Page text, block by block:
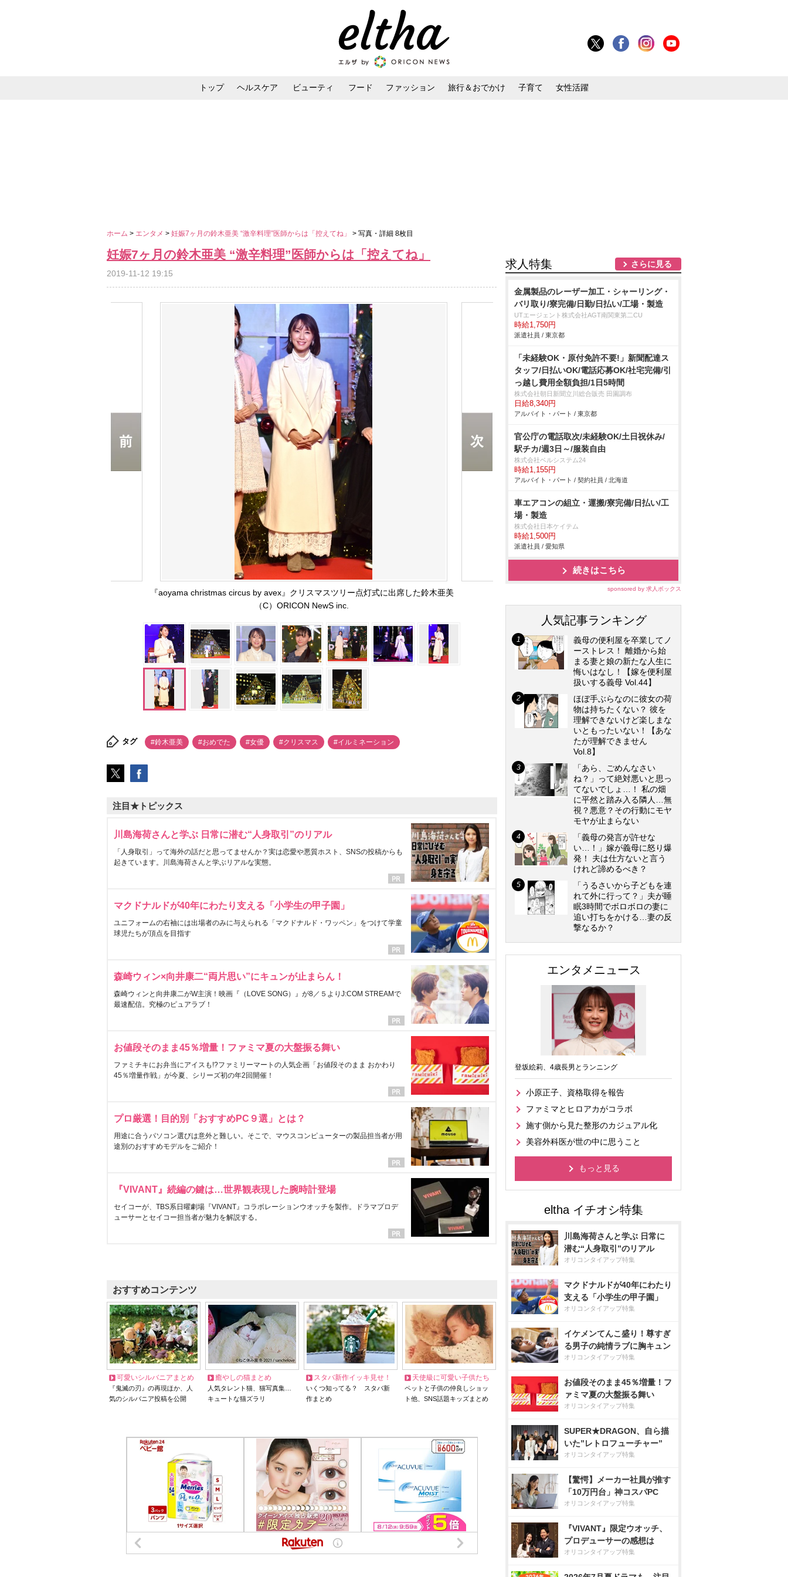
トップ ヘルスケア ビューティ フード ファッション 旅行＆おでかけ 子育て 女性活躍
ホーム > エンタメ > 妊娠7ヶ月の鈴木亜美 “激辛料理”医師からは「控えてね」 > 写真・詳細 8枚目
妊娠7ヶ月の鈴木亜美 “激辛料理”医師からは「控えてね」
2019-11-12 19:15
『aoyama christmas circus by avex』クリスマスツリー点灯式に出席した鈴木亜美
（C）ORICON NewS inc.
タグ #鈴木亜美 #おめでた #女優 #クリスマス #イルミネーション
注目★トピックス
川島海荷さんと学ぶ 日常に潜む“人身取引”のリアル
「人身取引」って海外の話だと思ってませんか？実は恋愛や悪質ホスト、SNSの投稿からも
起きています。川島海荷さんと学ぶリアルな実態。
マクドナルドが40年にわたり支える「小学生の甲子園」
ユニフォームの右袖には出場者のみに与えられる「マクドナルド・ワッペン」をつけて学童
球児たちが頂点を目指す
森崎ウィン×向井康二“両片思い”にキュンが止まらん！
森崎ウィンと向井康二がW主演！映画『（LOVE SONG）』が8／５よりJ:COM STREAMで
最速配信。究極のピュアラブ！
お値段そのまま45％増量！ファミマ夏の大盤振る舞い
ファミチキにお弁当にアイスも!?ファミリーマートの人気企画「お値段そのまま おかわり
45％増量作戦」が今夏、シリーズ初の年2回開催！
プロ厳選！目的別「おすすめPC９選」とは？
用途に合うパソコン選びは意外と難しい。そこで、マウスコンピューターの製品担当者が用
途別のおすすめモデルをご紹介！
『VIVANT』続編の鍵は…世界観表現した腕時計登場
セイコーが、TBS系日曜劇場『VIVANT』コラボレーションウオッチを製作。ドラマプロデ
ューサーとセイコー担当者が魅力を解説する。
おすすめコンテンツ
可愛いシルバニアまとめ
『鬼滅の刃』の再現ほか、人
気のシルバニア投稿を公開
癒やしの猫まとめ
人気タレント猫、猫写真集…
キュートな猫ズラリ
スタバ新作イッキ見せ！
いくつ知ってる？ スタバ新
作まとめ
天使級に可愛い子供たち
ペットと子供の仲良しショッ
ト他、SNS話題キッズまとめ
求人特集 さらに見る
金属製品のレーザー加工・シャーリング・
バリ取り/寮完備/日勤/日払い/工場・製造
UTエージェント株式会社AGT南関東第二CU
時給1,750円
派遣社員 / 東京都
「未経験OK・原付免許不要!」新聞配達ス
タッフ/日払いOK/電話応募OK/社宅完備/引
っ越し費用全額負担/1日5時間
株式会社朝日新聞立川総合販売 田園調布
日給8,340円
アルバイト・パート / 東京都
官公庁の電話取次/未経験OK/土日祝休み/
駅チカ/週3日～/服装自由
株式会社ベルシステム24
時給1,155円
アルバイト・パート / 契約社員 / 北海道
車エアコンの組立・運搬/寮完備/日払い/工
場・製造
株式会社日本ケイテム
時給1,500円
派遣社員 / 愛知県
続きはこちら
sponsored by 求人ボックス
人気記事ランキング
義母の便利屋を卒業してノ
ーストレス！ 離婚から始
まる妻と娘の新たな人生に
悔いはなし！【嫁を便利屋
扱いする義母 Vol.44】
ほぼ手ぶらなのに彼女の荷
物は持ちたくない？ 彼を
理解できないけど楽しまな
いともったいない！【あな
たが理解できません
Vol.8】
「あら、ごめんなさい
ね？」って絶対悪いと思っ
てないでしょ…！ 私の畑
に平然と踏み入る隣人…無
視？悪意？その行動にモヤ
モヤが止まらない
「義母の発言が許せな
い…！」嫁が義母に怒り爆
発！ 夫は仕方ないと言う
けれど諦めるべき？
「うるさいから子どもを連
れて外に行って？」夫が睡
眠3時間でボロボロの妻に
追い打ちをかける…妻の反
撃なるか？
エンタメニュース
登坂絵莉、4歳長男とランニング
小原正子、資格取得を報告
ファミマとヒロアカがコラボ
施す側から見た整形のカジュアル化
美容外科医が世の中に思うこと
もっと見る
川島海荷さんと学ぶ 日常に
潜む“人身取引”のリアル
オリコンタイアップ特集
マクドナルドが40年にわたり
支える「小学生の甲子園」
オリコンタイアップ特集
イケメンてんこ盛り！尊すぎ
る男子の純情ラブに胸キュン
オリコンタイアップ特集
お値段そのまま45％増量！フ
ァミマ夏の大盤振る舞い
オリコンタイアップ特集
SUPER★DRAGON、自ら描
いた”レトロフューチャー”
オリコンタイアップ特集
【驚愕】メーカー社員が推す
「10万円台」神コスパPC
オリコンタイアップ特集
『VIVANT』限定ウオッチ、
プロデューサーの感想は
オリコンタイアップ特集